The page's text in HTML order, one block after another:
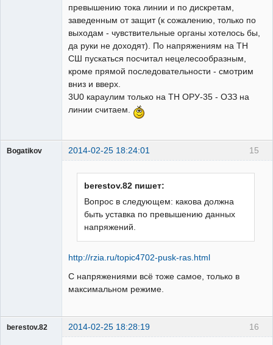
превышению тока линии и по дискретам,
заведенным от защит (к сожалению, только по
выходам - чувствительные органы хотелось бы,
да руки не доходят). По напряжениям на ТН
СШ пускаться посчитал нецелесообразным,
кроме прямой последовательности - смотрим
вниз и вверх.
3U0 караулим только на ТН ОРУ-35 - ОЗЗ на
линии считаем.
15
Bogatikov 2014-02-25 18:24:01
berestov.82 пишет:
Вопрос в следующем: какова должна
быть уставка по превышению данных
напряжений.
http://rzia.ru/topic4702-pusk-ras.html
С напряжениями всё тоже самое, только в
максимальном режиме.
16
berestov.82 2014-02-25 18:28:19